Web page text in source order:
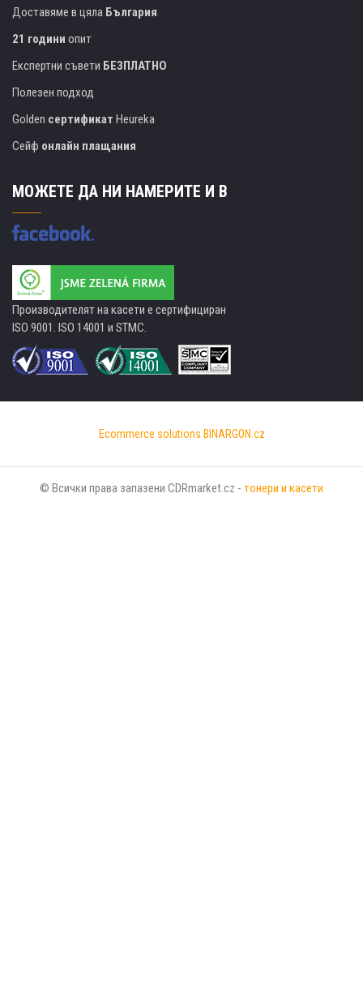
Доставяме в цяла България
21 години опит
Експертни съвети БЕЗПЛАТНО
Полезен подход
Golden сертификат Heureka
Сейф онлайн плащания
МОЖЕТЕ ДА НИ НАМЕРИТЕ И В
Производителят на касети е сертифициран
ISO 9001. ISO 14001 и STMC.
Ecommerce solutions BINARGON.cz
© Всички права запазени CDRmarket.cz - тонери и касети